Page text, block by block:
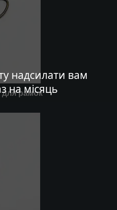
надсилати вам
на місяць
для рамок